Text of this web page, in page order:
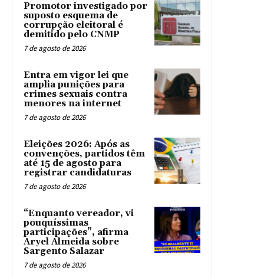
Promotor investigado por
suposto esquema de
corrupção eleitoral é
demitido pelo CNMP
7 de agosto de 2026
Entra em vigor lei que
amplia punições para
crimes sexuais contra
menores na internet
7 de agosto de 2026
Eleições 2026: Após as
convenções, partidos têm
até 15 de agosto para
registrar candidaturas
7 de agosto de 2026
“Enquanto vereador, vi
pouquíssimas
participações”, afirma
Aryel Almeida sobre
Sargento Salazar
7 de agosto de 2026